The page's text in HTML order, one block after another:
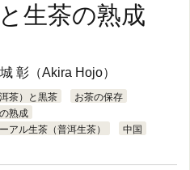
生茶の熟成
彰（Akira Hojo）
茶）と黒茶
お茶の保存
熟成
アル生茶（普洱生茶）
中国